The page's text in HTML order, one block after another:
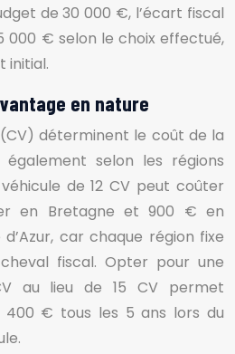
de 30 000 €, l’écart fiscal
000 € selon le choix effectué,
initial.
en nature
déterminent le coût de la
selon les régions
de 12 CV peut coûter
en Bretagne et 900 € en
car chaque région fixe
fiscal. Opter pour une
au lieu de 15 CV permet
400 € tous les 5 ans lors du